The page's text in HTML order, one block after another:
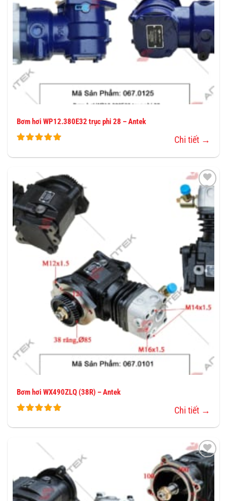
Bơm hơi WP12.380E32 trục phi 28 – Antek
Chi tiết →
THÊM
VÀO
YÊU
THÍCH
Bơm hơi WX490ZLQ (38R) – Antek
Chi tiết →
THÊM
VÀO
YÊU
THÍCH